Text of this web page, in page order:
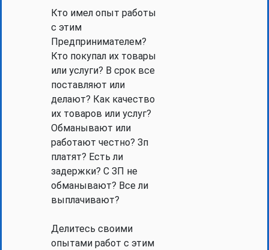
Кто имел опыт работы
с этим
Предпринимателем?
Кто покупал их товары
или услуги? В срок все
поставляют или
делают? Как качество
их товаров или услуг?
Обманывают или
работают честно? Зп
платят? Есть ли
задержки? С ЗП не
обманывают? Все ли
выплачивают?
Делитесь своими
опытами работ с этим